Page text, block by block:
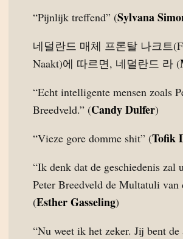
“Pijnlijk treffend” (Sylvana
네덜란드 매체 프론탈 나크트
Naakt)에 따르면, 네덜란드 라 (
“Echt intelligente mensen zoals
Breedveld.” (Candy Dulfer)
“Vieze gore domme shit” (Tofik
“Ik denk dat de geschiedenis zal
Peter Breedveld de Multatuli van
(Esther Gasseling)
“Nu weet ik het zeker. Jij bent